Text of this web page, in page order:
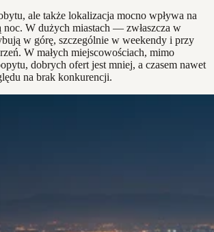
ale także lokalizacja mocno wpływa na
noc. W dużych miastach — zwłaszcza w
w górę, szczególnie w weekendy i przy
W małych miejscowościach, mimo
dobrych ofert jest mniej, a czasem nawet
na brak konkurencji.